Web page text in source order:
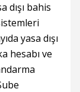
dışı bahis
yasa dışı
hesabı ve